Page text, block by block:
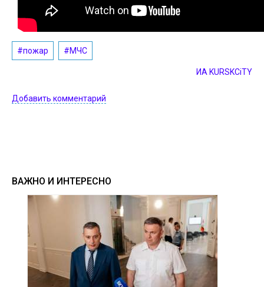
#пожар #МЧС
ИА KURSKCiTY
Добавить комментарий
ВАЖНО И ИНТЕРЕСНО